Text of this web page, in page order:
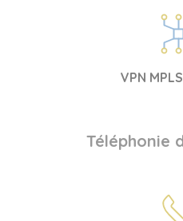
VPN
Téléphonie